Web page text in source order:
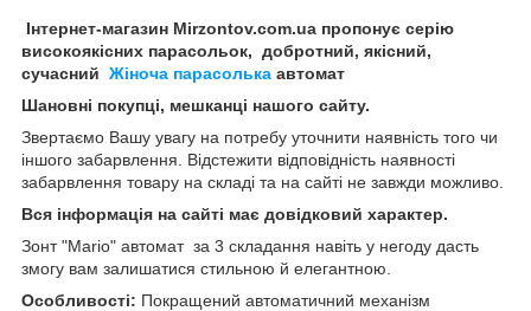
Інтернет-магазин Mirzontov.com.ua пропонує серію
високоякісних парасольок, добротний, якісний,
сучасний Жіноча парасолька автомат
Шановні покупці, мешканці нашого сайту.
Звертаємо Вашу увагу на потребу уточнити наявність того чи
іншого забарвлення. Відстежити відповідність наявності
забарвлення товару на складі та на сайті не завжди можливо.
Вся інформація на сайті має довідковий характер.
Зонт "Mario" автомат за 3 складання навіть у негоду дасть
змогу вам залишатися стильною й елегантною.
Особливості: Покращений автоматичний механізм